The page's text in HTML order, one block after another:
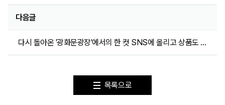
다음글
다시 돌아온 '광화문광장'에서의 한 컷 SNS에 올리고 상품도 받자
목록으로